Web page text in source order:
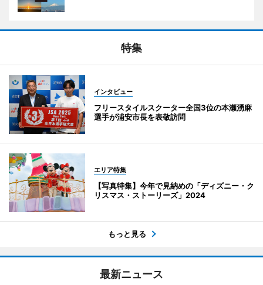
特集
インタビュー
フリースタイルスクーター全国3位の本瀬湧麻
選手が浦安市長を表敬訪問
エリア特集
【写真特集】今年で見納めの「ディズニー・ク
リスマス・ストーリーズ」2024
もっと見る
最新ニュース